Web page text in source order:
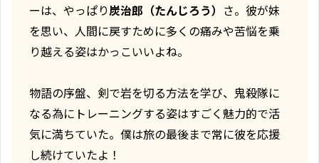
ーは、やっぱり炭治郎（たんじろう） さ。彼が妹
を思い、人間に戻すために多くの痛みや苦悩を乗
り越える姿はかっこいいよね。
物語の序盤、剣で岩を切る方法を学び、鬼殺隊に
なる為にトレーニングする姿はすごく魅力的で活
気に満ちていた。僕は旅の最後まで常に彼を応援
し続けていたよ！